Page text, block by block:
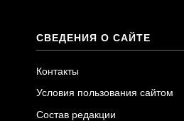
СВЕДЕНИЯ О САЙТЕ
Контакты
Условия пользования сайтом
Состав редакции